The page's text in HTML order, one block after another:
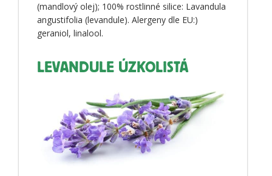
(mandlový olej); 100% rostlinné silice: Lavandula
angustifolia (levandule). Alergeny dle EU:)
geraniol, linalool.
LEVANDULE ÚZKOLISTÁ